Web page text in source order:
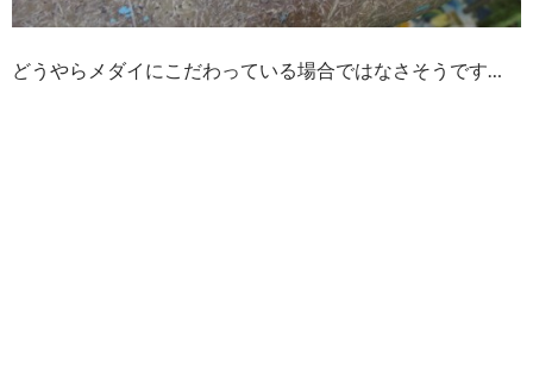
どうやらメダイにこだわっている場合ではなさそうです…